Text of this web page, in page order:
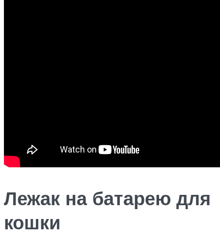
Лежак на батарею для
кошки